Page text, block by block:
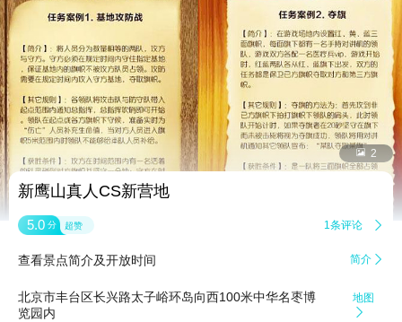
 2
新鹰山真人CS新营地
5.0 分 超赞 1条评论 
查看景点简介及开放时间 简介 
北京市丰台区长兴路太子峪环岛向西100米中华名枣博
览园内
地图

